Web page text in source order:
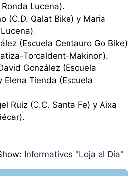
Lucena).
(C.D. Qalat Bike) y Maria
(Escuela Centauro Go Bike)
Torcaldent-Makinon).
González (Escuela
Elena Tienda (Escuela
Ruiz (C.C. Santa Fe) y Aixa
Informativos "Loja al Día"